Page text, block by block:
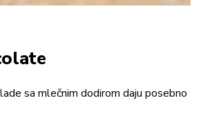
sa mlečnim dodirom daju posebno